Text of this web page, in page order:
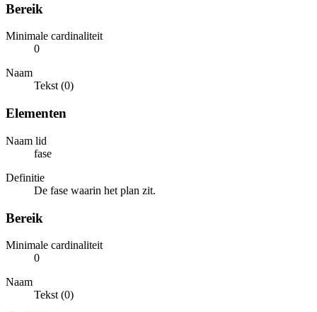
Bereik
Minimale cardinaliteit
0
Naam
Tekst (0)
Elementen
Naam lid
fase
Definitie
De fase waarin het plan zit.
Bereik
Minimale cardinaliteit
0
Naam
Tekst (0)